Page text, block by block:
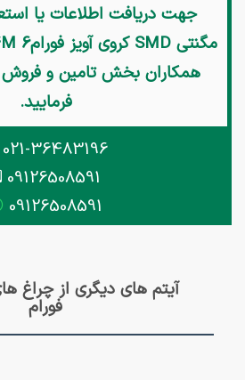
جهت دریافت اطلاعات یا
مگنتی SMD کروی آویز فورام4M 6 وات
همکاران بخش تامین و
فرمایید.
021-36483196
09126508591
09126508591
فورام